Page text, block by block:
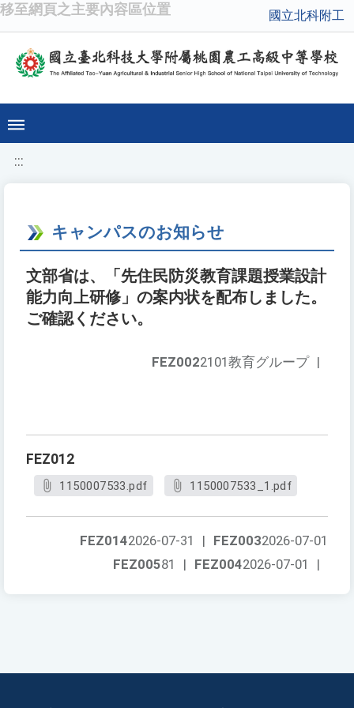
移至網頁之主要內容區位置 國立北科附工
:::
キャンパスのお知らせ
文部省は、「先住民防災教育課題授業設計
能力向上研修」の案内状を配布しました。
ご確認ください。
FEZ0022101教育グループ |
FEZ012
1150007533.pdf 1150007533_1.pdf
FEZ0032026-07-01
FEZ0142026-07-31
|
FEZ0042026-07-01 |
FEZ00581 |